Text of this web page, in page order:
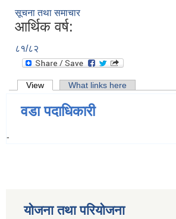
सूचना तथा समाचार
आर्थिक वर्ष:
८१/८२
Primary tabs
View (active tab)What links here
वडा पदाधिकारी
-
योजना तथा परियोजना